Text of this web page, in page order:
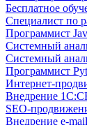
Бесплатное
Специалист по
Программист
Системный
Системный
Программист
Интернет-
Внедрение
SEO-
Внедрение e-